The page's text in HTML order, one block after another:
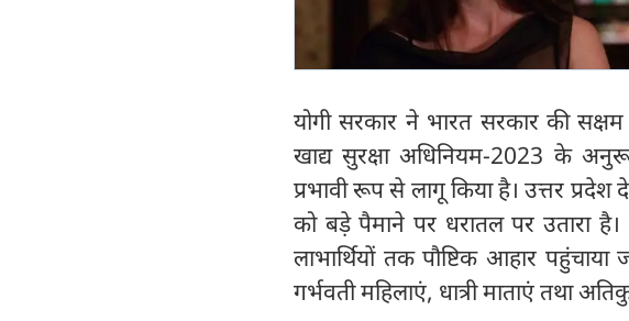
योगी सरकार ने भारत सरकार की सक्षम
खाद्य सुरक्षा अधिनियम-2023 के
प्रभावी रूप से लागू किया है। उत्तर
को बड़े पैमाने पर धरातल पर उतारा
लाभार्थियों तक पौष्टिक आहार
गर्भवती महिलाएं, धात्री माताएं तथा